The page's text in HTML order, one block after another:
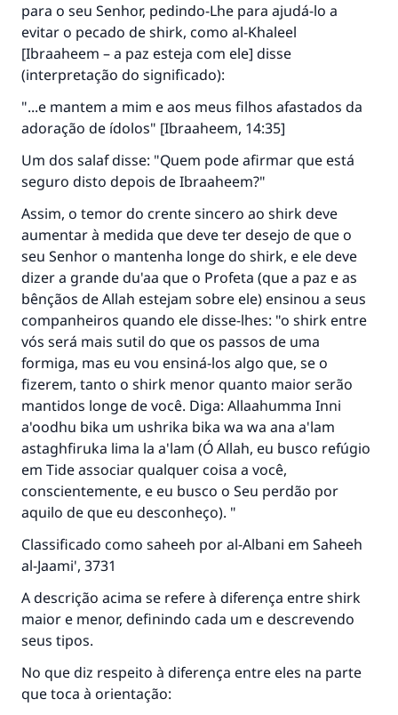
para o seu Senhor, pedindo-Lhe para ajudá-lo a
evitar o pecado de shirk, como al-Khaleel
[Ibraaheem – a paz esteja com ele] disse
(interpretação do significado):
"...e mantem a mim e aos meus filhos afastados da
adoração de ídolos" [Ibraaheem, 14:35]
Um dos salaf disse: "Quem pode afirmar que está
seguro disto depois de Ibraaheem?"
Assim, o temor do crente sincero ao shirk deve
aumentar à medida que deve ter desejo de que o
seu Senhor o mantenha longe do shirk, e ele deve
dizer a grande du'aa que o Profeta (que a paz e as
bênçãos de Allah estejam sobre ele) ensinou a seus
companheiros quando ele disse-lhes: "o shirk entre
vós será mais sutil do que os passos de uma
formiga, mas eu vou ensiná-los algo que, se o
fizerem, tanto o shirk menor quanto maior serão
mantidos longe de você. Diga: Allaahumma Inni
a'oodhu bika um ushrika bika wa wa ana a'lam
astaghfiruka lima la a'lam (Ó Allah, eu busco refúgio
em Tide associar qualquer coisa a você,
conscientemente, e eu busco o Seu perdão por
aquilo de que eu desconheço). "
Classificado como saheeh por al-Albani em Saheeh
al-Jaami', 3731
A descrição acima se refere à diferença entre shirk
maior e menor, definindo cada um e descrevendo
seus tipos.
No que diz respeito à diferença entre eles na parte
que toca à orientação: